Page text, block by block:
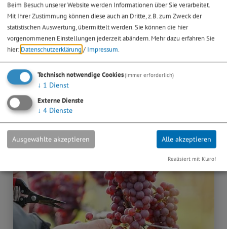
18. - 20.09.26
Kulinarische Veranstaltungen
Federweißer Wochenende
am Bleimer Schloss
> mehr
Beim Besuch unserer Website werden Informationen über Sie verarbeitet.
Mit Ihrer Zustimmung können diese auch an Dritte, z.B. zum Zweck der
statistischen Auswertung, übermittelt werden. Sie können die hier
vorgenommenen Einstellungen jederzeit abändern. Mehr dazu erfahren Sie
hier: Datenschutzerklärung / Impressum
Technisch notwendige Cookies(immer erforderlich)
↓ 1 Dienst
Externe Dienste
↓ 4 Dienste
Ausgewählte akzeptieren Alle akzeptieren
Realisiert mit Klaro!